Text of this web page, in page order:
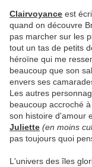
Clairvoyance est
quand on découvre
pas marcher sur les
tout un tas de petits
héroïne qui me
beaucoup que son
envers ses
Les autres
beaucoup accroché
son histoire d'amour
Juliette (en moins
pas toujours quoi
L'univers des îles